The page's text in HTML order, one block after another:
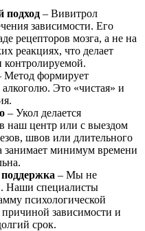
подход – Вивитрол
зависимости. Его
рецепторов мозга, а не на
реакциях, что делает
контролируемой.
Метод формирует
алкоголю. Это «чистая» и
– Укол делается
наш центр или с выездом
швов или длительного
занимает минимум времени
– Мы не
Наши специалисты
психологической
зависимости и
срок.